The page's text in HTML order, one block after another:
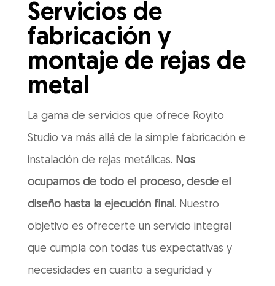
Servicios de
fabricación y
montaje de rejas de
metal
La gama de servicios que ofrece Royito
Studio va más allá de la simple fabricación e
instalación de rejas metálicas. Nos
ocupamos de todo el proceso, desde el
diseño hasta la ejecución final. Nuestro
objetivo es ofrecerte un servicio integral
que cumpla con todas tus expectativas y
necesidades en cuanto a seguridad y